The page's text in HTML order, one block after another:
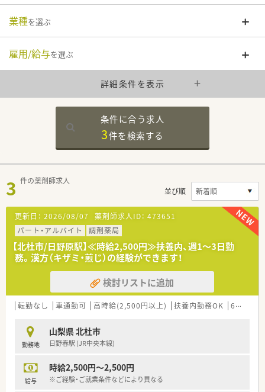
業種を選ぶ
雇用/給与を選ぶ
詳細条件を表示
条件に合う求人
3件を検索する
3 件の薬剤師求人
並び順
更新日： 2026/08/07 薬剤師求人ID： 473651
パート・アルバイト
調剤薬局
【北杜市/日野原駅】≪時給2,500円≫扶養内、週1～3日勤
務。漢方（キザミ・煎じ）の経験ができます！
検討リストに追加
転勤なし 車通勤可 高時給(2,500円以上) 扶養内勤務OK 60歳以上可
勤務地
山梨県 北杜市
日野春駅 (JR中央本線)
給与
時給2,500円～2,500円
※ご経験・ご就業条件などにより異なる